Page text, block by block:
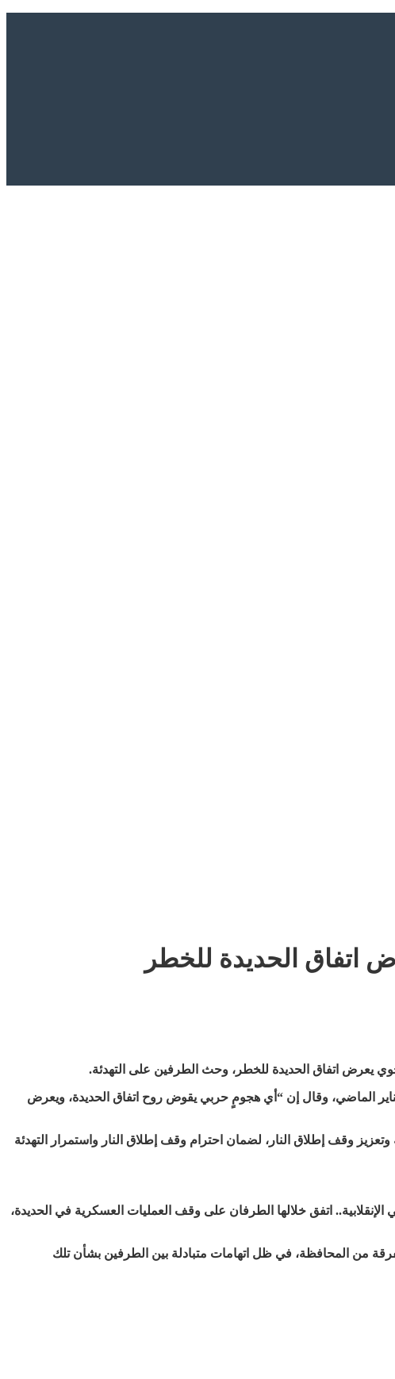
اتفاق الحديدة للخطر
يعرض اتفاق الحديدة للخطر، وحث الطرفين على التهدئة.
الفريق جوها في بيان له امس الثلاثاء، عن قلقه العميق إزاء غارة جوية وقعت في مديرية الضحي شمال مدينة الحديدة، يوم 31 يناير الماضي، وقال إن “أي هجومٍ حربي يقوض روح اتفاق الحديدة، ويعرض
وقف إطلاق النار، لضمان احترام وقف إطلاق النار واستمرار التهدئة
الحوثي الإنقلابية.. اتفق خلالها الطرفان على وقف العمليات العسكرية في الحديدة،
في أنحاء متفرقة من المحافظة، في ظل اتهامات متبادلة بين الطرفين بشأن تلك